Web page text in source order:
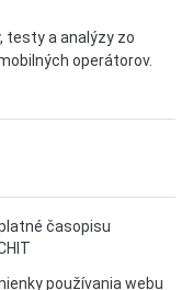
testy a analýzy zo
operátorov.
časopisu
používania webu